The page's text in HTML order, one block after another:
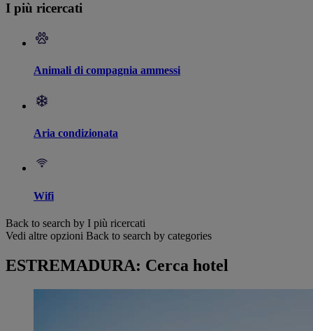
I più ricercati
Animali di compagnia ammessi
Aria condizionata
Wifi
Back to search by I più ricercati
Vedi altre opzioni Back to search by categories
ESTREMADURA: Cerca hotel